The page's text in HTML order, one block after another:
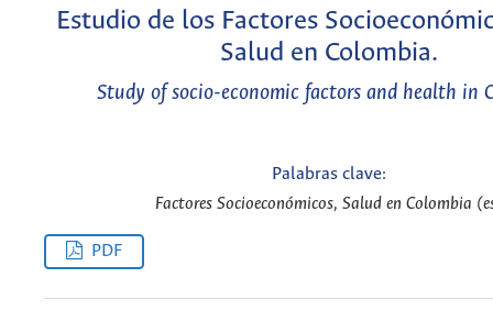
Estudio de los Factores
Salud en Colombia.
Study of socio-economic factors and health in
Palabras clave:
Factores Socioeconómicos, Salud en Colombia
PDF